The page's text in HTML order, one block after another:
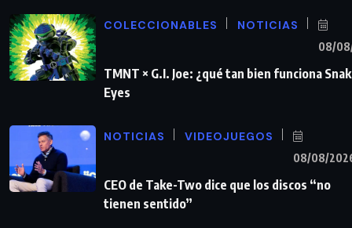
COLECCIONABLES NOTICIAS
08/
TMNT × G.I. Joe: ¿qué tan bien funciona
Eyes
NOTICIAS VIDEOJUEGOS
08/08/
CEO de Take-Two dice que los discos “no
tienen sentido”